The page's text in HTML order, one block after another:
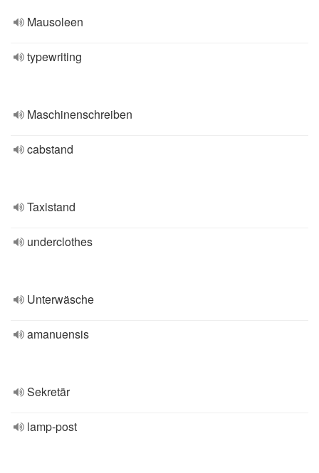
Mausoleen
typewriting
Maschinenschreiben
cabstand
Taxistand
underclothes
Unterwäsche
amanuensis
Sekretär
lamp-post